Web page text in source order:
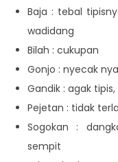
Baja : tebal
wadidang
Bilah : cukupan
Gonjo : nyecak
Gandik : agak
Pejetan : tidak
Sogokan :
sempit